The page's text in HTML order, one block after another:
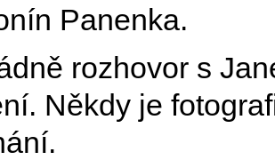
Panenka.
rozhovor s
Někdy je